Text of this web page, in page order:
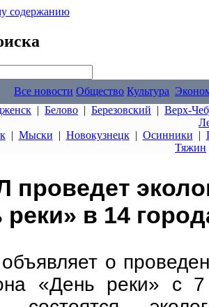
содержанию
Все новости Общество Культура
| Белово | Березовский | Верх-
| Мыски | Новокузнецк| Осинники |
Тяжин
проведет
реки» в 14
о
«День реки» с